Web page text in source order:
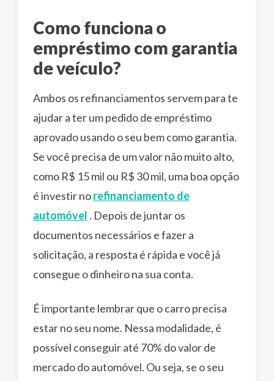
Como funciona o
empréstimo com garantia
de veículo?
Ambos os refinanciamentos servem para te
ajudar a ter um pedido de empréstimo
aprovado usando o seu bem como garantia.
Se você precisa de um valor não muito alto,
como R$ 15 mil ou R$ 30 mil, uma boa opção
é investir norefinanciamento de
automóvel . Depois de juntar os
documentos necessários e fazer a
solicitação, a resposta é rápida e você já
consegue o dinheiro na sua conta.
É importante lembrar que o carro precisa
estar no seu nome. Nessa modalidade, é
possível conseguir até 70% do valor de
mercado do automóvel. Ou seja, se o seu